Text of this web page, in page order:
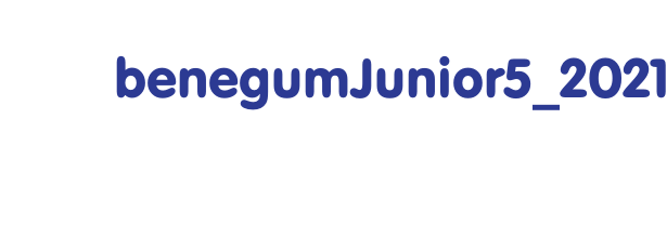
benegumJunior5_2021